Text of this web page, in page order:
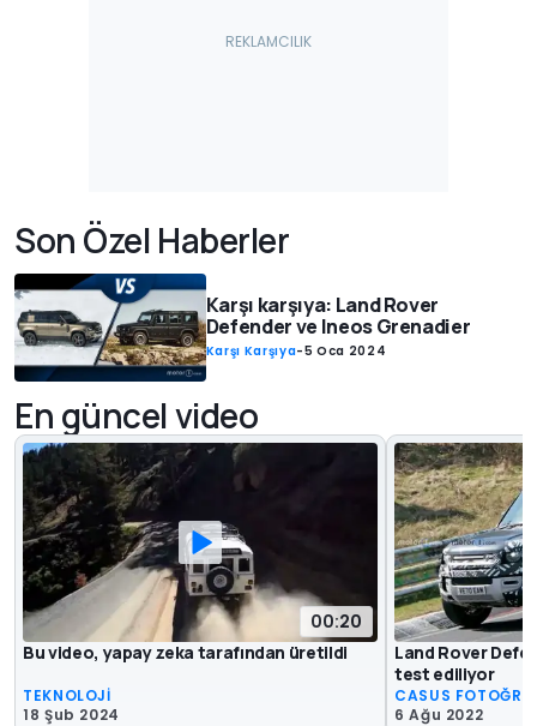
Son Özel Haberler
Karşı karşıya: Land Rover
Defender ve Ineos Grenadier
Karşı Karşıya-5 Oca 2024
En güncel video
00:20
Bu video, yapay zeka tarafından üretildi
TEKNOLOJİ
18 Şub 2024
Land Rover
test ediliyor
CASUS
6 Ağu 2022